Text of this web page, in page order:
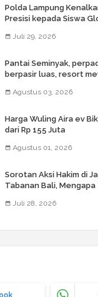
Polda Lampung
Presisi kepada Siswa
Juli 29, 2026
Pantai Seminyak,
berpasir luas, resort
Agustus 03, 2026
Harga Wuling Aira ev
dari Rp 155 Juta
Agustus 01, 2026
Sorotan Aksi Hakim di
Tabanan Bali, Mengapa
Juli 28, 2026